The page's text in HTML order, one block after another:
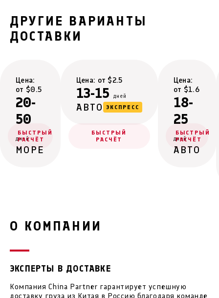
ДРУГИЕ ВАРИАНТЫ
ДОСТАВКИ
Цена:
от $0.5
20-
50
дней
МОРЕ
БЫСТРЫЙ
РАСЧЁТ
Цена: от $2.5
13-15 дней
АВТО ЭКСПРЕСС
БЫСТРЫЙ
РАСЧЁТ
Цена:
от $1.6
18-
25
дней
АВТО
БЫСТРЫЙ
РАСЧЁТ
О КОМПАНИИ
ЭКСПЕРТЫ В ДОСТАВКЕ
Компания China Partner гарантирует успешную
доставку груза из Китая в Россию благодаря команде